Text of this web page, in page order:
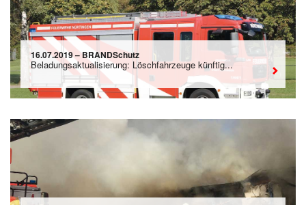
16.07.2019 – BRANDSchutz
Beladungsaktualisierung: Löschfahrzeuge künftig...